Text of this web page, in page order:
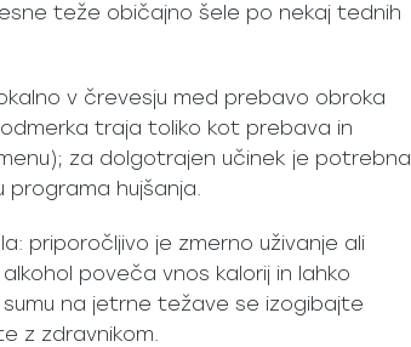
teže običajno šele po nekaj tednih
v črevesju med prebavo obroka
traja toliko kot prebava in
za dolgotrajen učinek je potrebna
programa hujšanja.
priporočljivo je zmerno uživanje ali
poveča vnos kalorij in lahko
na jetrne težave se izogibajte
z zdravnikom.